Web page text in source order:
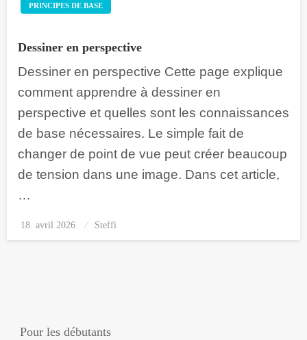
PRINCIPES DE BASE
Dessiner en perspective
Dessiner en perspective Cette page explique
comment apprendre à dessiner en
perspective et quelles sont les connaissances
de base nécessaires. Le simple fait de
changer de point de vue peut créer beaucoup
de tension dans une image. Dans cet article,
…
Posted
on
18. avril 2026 Steffi
Pour les débutants